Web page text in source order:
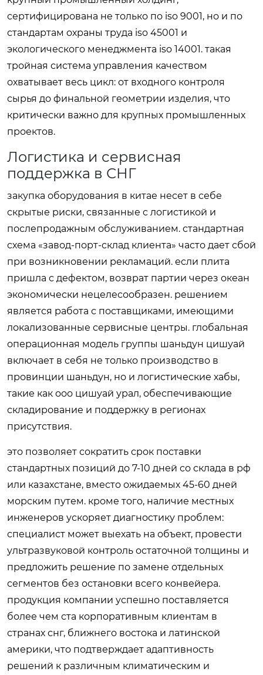
сертифицирована не только по iso 9001, но и по
стандартам охраны труда iso 45001 и
экологического менеджмента iso 14001. такая
тройная система управления качеством
охватывает весь цикл: от входного контроля
сырья до финальной геометрии изделия, что
критически важно для крупных промышленных
проектов.
Логистика и сервисная
поддержка в СНГ
закупка оборудования в китае несет в себе
скрытые риски, связанные с логистикой и
послепродажным обслуживанием. стандартная
схема «завод-порт-склад клиента» часто дает сбой
при возникновении рекламаций. если плита
пришла с дефектом, возврат партии через океан
экономически нецелесообразен. решением
является работа с поставщиками, имеющими
локализованные сервисные центры. глобальная
операционная модель группы шаньдун цишуай
включает в себя не только производство в
провинции шаньдун, но и логистические хабы,
такие как ооо цишуай урал, обеспечивающие
складирование и поддержку в регионах
присутствия.
это позволяет сократить срок поставки
стандартных позиций до 7-10 дней со склада в рф
или казахстане, вместо ожидаемых 45-60 дней
морским путем. кроме того, наличие местных
инженеров ускоряет диагностику проблем:
специалист может выехать на объект, провести
ультразвуковой контроль остаточной толщины и
предложить решение по замене отдельных
сегментов без остановки всего конвейера.
продукция компании успешно поставляется
более чем ста корпоративным клиентам в
странах снг, ближнего востока и латинской
америки, что подтверждает адаптивность
решений к различным климатическим и